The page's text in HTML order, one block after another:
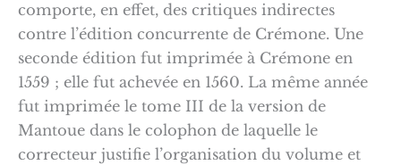
comporte, en effet, des critiques indirectes
contre l’édition concurrente de Crémone. Une
seconde édition fut imprimée à Crémone en
1559 ; elle fut achevée en 1560. La même année
fut imprimée le tome III de la version de
Mantoue dans le colophon de laquelle le
correcteur justifie l’organisation du volume et